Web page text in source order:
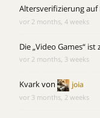
Altersverifizierung auf
vor 2 months, 4 weeks
Die „Video Games“
vor 2 months, 3 weeks
Kvarkvon joia
vor 3 months, 2 weeks